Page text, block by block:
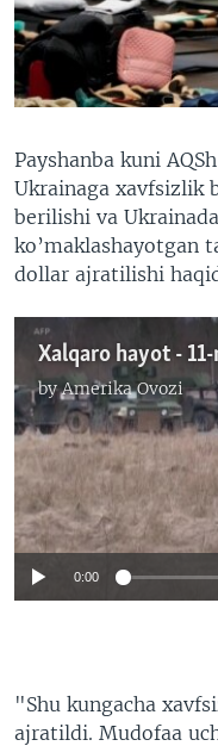
VIDEO
XABARLAR
ODNOKLASSNIKI
TELEGRAM
TWITTER
SOUNDCLOUD
VOA
Payshanba kuni
Ukrainaga xavfsizlik
berilishi va
ko’maklashayotgan
dollar ajratilishi
Xalqaro hayot -
byAmerika Ovozi
No media
0:00
"Shu kungacha
ajratildi. Mudofaa